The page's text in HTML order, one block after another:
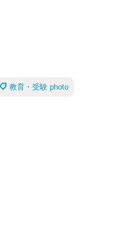
教育・受験 photo